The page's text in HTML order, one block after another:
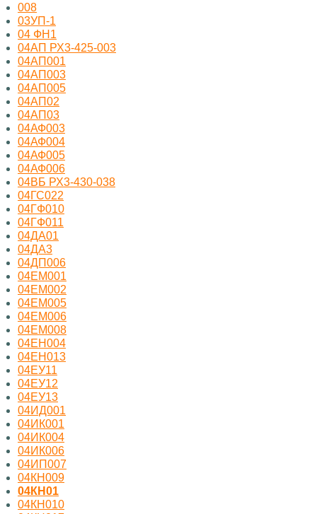
008
03УП-1
04 ФН1
04АП РХ3-425-003
04АП001
04АП003
04АП005
04АП02
04АП03
04АФ003
04АФ004
04АФ005
04АФ006
04ВБ РХ3-430-038
04ГС022
04ГФ010
04ГФ011
04ДА01
04ДА3
04ДП006
04ЕМ001
04ЕМ002
04ЕМ005
04ЕМ006
04ЕМ008
04ЕН004
04ЕН013
04ЕУ11
04ЕУ12
04ЕУ13
04ИД001
04ИК001
04ИК004
04ИК006
04ИП007
04КН009
04КН01
04КН010